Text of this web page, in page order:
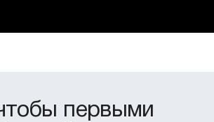
первыми